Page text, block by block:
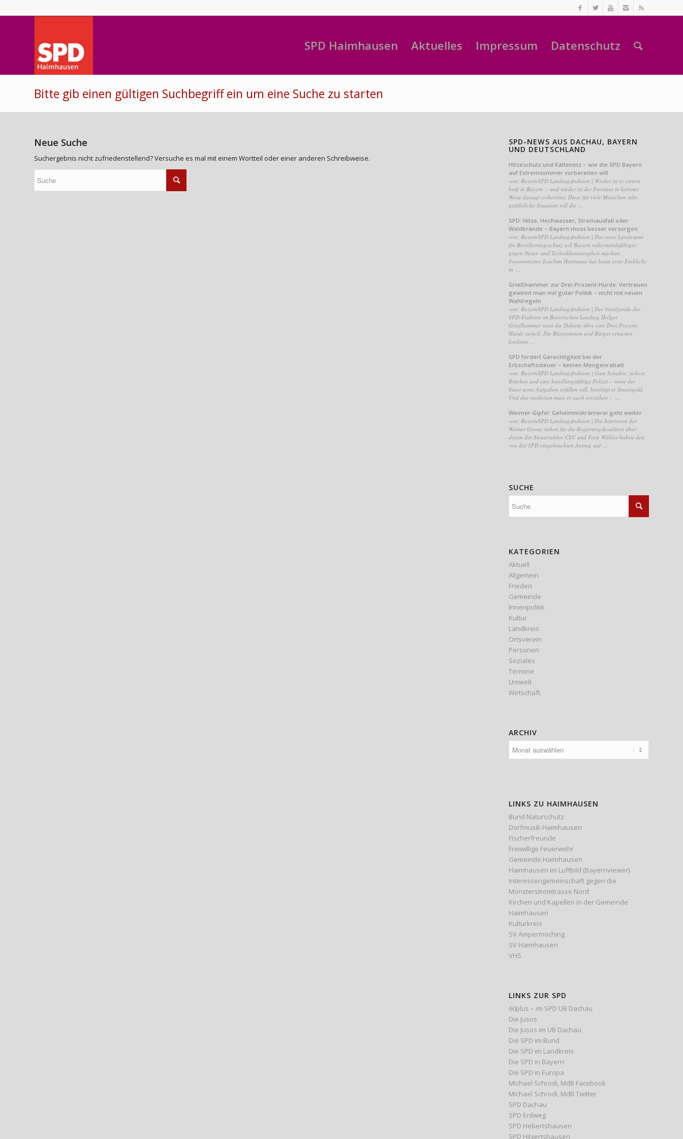
SPD Haimhausen Aktuelles Impressum Datenschutz
Bitte gib einen gültigen Suchbegriff ein um eine Suche zu starten
Neue Suche
Suchergebnis nicht zufriedenstellend? Versuche es mal mit einem Wortteil oder einer anderen Schreibweise.
SPD-NEWS AUS DACHAU, BAYERN
UND DEUTSCHLAND
Hitzeschutz und Kältenetz – wie die SPD Bayern
auf Extremsommer vorbereiten will
von: BayernSPD Landtagsfraktion | Wieder ist es extrem
heiß in Bayern – und wieder ist der Freistaat in keinster
Weise darauf vorbereitet. Diese für viele Menschen sehr
gefährliche Situation will die …
SPD: Hitze, Hochwasser, Stromausfall oder
Waldbrände – Bayern muss besser vorsorgen
von: BayernSPD Landtagsfraktion | Das neue Landesamt
für Bevölkerungsschutz soll Bayern widerstandsfähiger
gegen Natur- und Technikkatastrophen machen.
Innenminister Joachim Herrmann hat heute erste Einblicke
in …
Grießhammer zur Drei-Prozent-Hürde: Vertrauen
gewinnt man mit guter Politik – nicht mit neuen
Wahlregeln
von: BayernSPD Landtagsfraktion | Der Vorsitzende der
SPD-Fraktion im Bayerischen Landtag Holger
Grießhammer weist die Debatte über eine Drei-Prozent-
Hürde zurück. Die Bürgerinnen und Bürger erwarten
konkrete …
SPD fordert Gerechtigkeit bei der
Erbschaftssteuer – keinen Mengenrabatt
von: BayernSPD Landtagsfraktion | Gute Schulen, sichere
Brücken und eine handlungsfähige Polizei – wenn der
Staat seine Aufgaben erfüllen will, benötigt er Steuergeld.
Und das wiederum muss er auch einziehen – …
Weimer-Gipfel: Geheimniskrämerei geht weiter
von: BayernSPD Landtagsfraktion | Die Interessen der
Weimer Group stehen für die Regierungskoalition über
denen der Steuerzahler. CSU und Freie Wähler haben den
von der SPD eingebrachten Antrag auf …
SUCHE
KATEGORIEN
Aktuell
Allgemein
Frieden
Gemeinde
Innenpolitik
Kultur
Landkreis
Ortsverein
Personen
Soziales
Termine
Umwelt
Wirtschaft
ARCHIV
LINKS ZU HAIMHAUSEN
Bund Naturschutz
Dorfmusik Haimhausen
Fischerfreunde
Freiwillige Feuerwehr
Gemeinde Haimhausen
Haimhausen im Luftbild (Bayernviewer)
Interessengemeinschaft gegen die
Monsterstromtrasse Nord
Kirchen und Kapellen in der Gemeinde
Haimhausen
Kulturkreis
SV Ampermoching
SV Haimhausen
VHS
LINKS ZUR SPD
60plus – im SPD UB Dachau
Die Jusos
Die Jusos im UB Dachau
Die SPD im Bund
Die SPD im Landkreis
Die SPD in Bayern
Die SPD in Europa
Michael Schrodi, MdB Facebook
Michael Schrodi, MdB Twitter
SPD Dachau
SPD Erdweg
SPD Hebertshausen
SPD Hilgertshausen